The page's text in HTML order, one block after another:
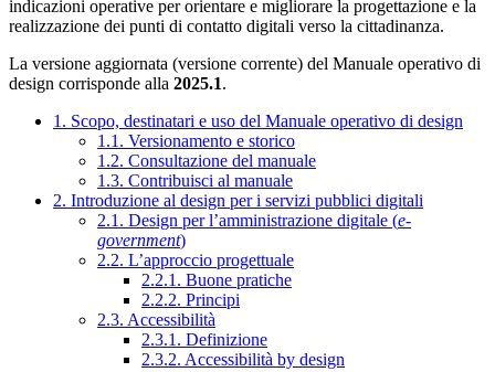
indicazioni operative per orientare e migliorare la progettazione e la
realizzazione dei punti di contatto digitali verso la cittadinanza.
La versione aggiornata (versione corrente) del Manuale operativo di
design corrisponde alla 2025.1.
1. Scopo, destinatari e uso del Manuale operativo di design
1.1. Versionamento e storico
1.2. Consultazione del manuale
1.3. Contribuisci al manuale
2. Introduzione al design per i servizi pubblici digitali
2.1. Design per l’amministrazione digitale (e-
government)
2.2. L’approccio progettuale
2.2.1. Buone pratiche
2.2.2. Principi
2.3. Accessibilità
2.3.1. Definizione
2.3.2. Accessibilità by design